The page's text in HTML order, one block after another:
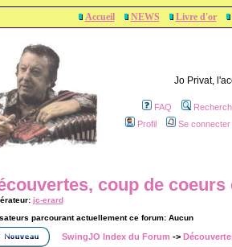
Accueil NEWS Livre d'or
Jo Privat,
FAQ
Profil
Se
coup de coeurs
jc-erard
parcourant actuellement ce forum: Aucun
SwingJO Index du Forum ->